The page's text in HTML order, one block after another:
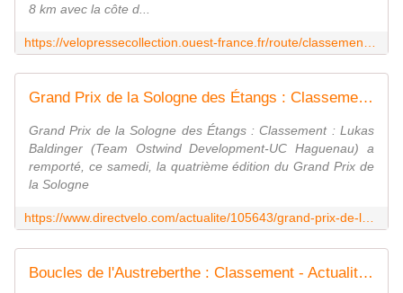
8 km avec la côte d...
Grand Prix de la Sologne des Étangs : Classement - Actualité - DirectVelo
Grand Prix de la Sologne des Étangs : Classement : Lukas
Baldinger (Team Ostwind Development-UC Haguenau) a
remporté, ce samedi, la quatrième édition du Grand Prix de
la Sologne
Boucles de l'Austreberthe : Classement - Actualité - DirectVelo